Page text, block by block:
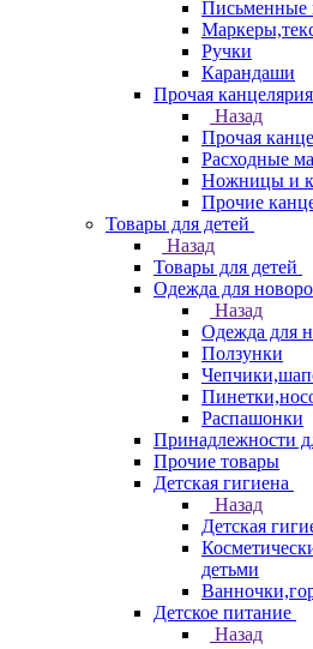
Письменные
Ручки
Карандаши
Прочая канцелярия
Назад
Прочая
Расходные
Ножницы и
Прочие
Товары для детей
Назад
Товары для детей
Одежда для
Назад
Одежда для
Ползунки
Распашонки
Принадлежности
Прочие товары
Детская гигиена
Назад
Детская
детьми
Детское питание
Назад